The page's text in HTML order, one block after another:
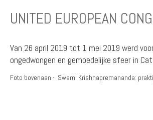
UNITED EUROPEAN
Van 26 april 2019 tot 1 mei 2019 werd
ongedwongen en gemoedelijke sfeer in
Foto bovenaan - Swami Krishnapremananda: